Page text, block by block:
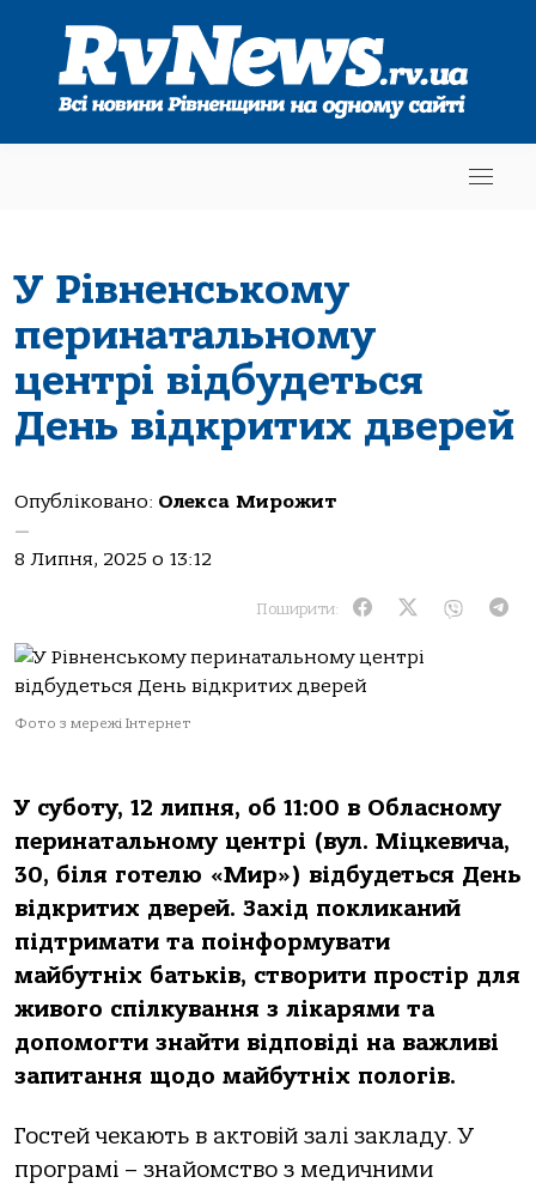
У Рівненському
перинатальному
центрі відбудеться
День відкритих дверей
Опубліковано: Олекса Мирожит
—
8 Липня, 2025 о 13:12
Поширити:
Фото з мережі Інтернет
У суботу, 12 липня, об 11:00 в Обласному
перинатальному центрі (вул. Міцкевича,
30, біля готелю «Мир») відбудеться День
відкритих дверей. Захід покликаний
підтримати та поінформувати
майбутніх батьків, створити простір для
живого спілкування з лікарями та
допомогти знайти відповіді на важливі
запитання щодо майбутніх пологів.
Гостей чекають в актовій залі закладу. У
програмі – знайомство з медичними